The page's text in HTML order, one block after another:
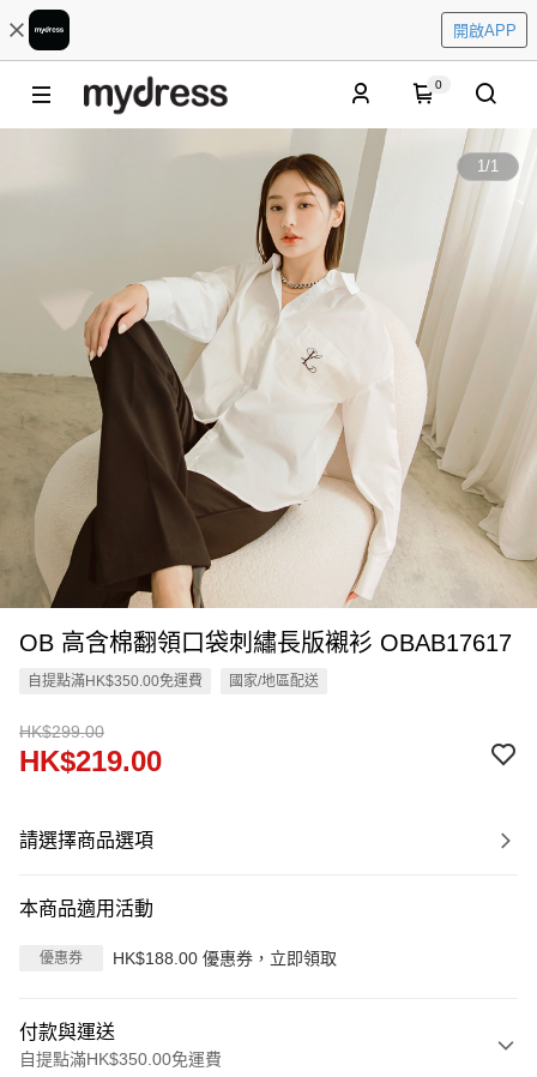
開啟APP
0
1/1
OB 高含棉翻領口袋刺繡長版襯衫 OBAB17617
自提點滿HK$350.00免運費 國家/地區配送
HK$299.00
HK$219.00
請選擇商品選項
本商品適用活動
優惠券 HK$188.00 優惠券，立即領取
付款與運送
自提點滿HK$350.00免運費